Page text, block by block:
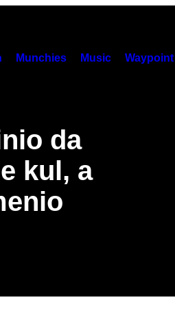
Munchies Music Waypoint
da
kul, a